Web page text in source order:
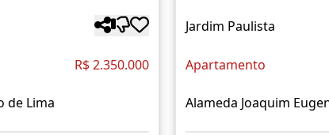
R$ 2.350.000
de Lima
Jardim Paulista
Apartamento
Alameda Joaquim